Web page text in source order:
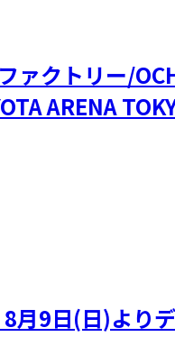
クトリー/
ARENA
月9日(日)より